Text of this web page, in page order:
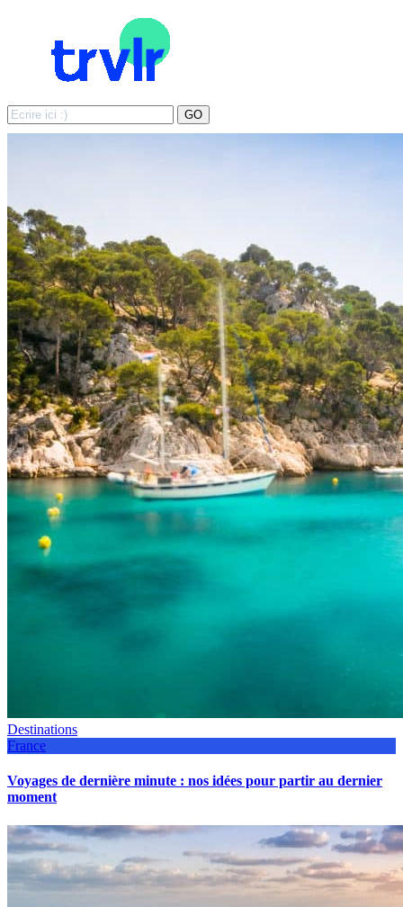
Search
for:
GO
Destinations
France
Voyages de dernière minute : nos idées pour partir au dernier
moment